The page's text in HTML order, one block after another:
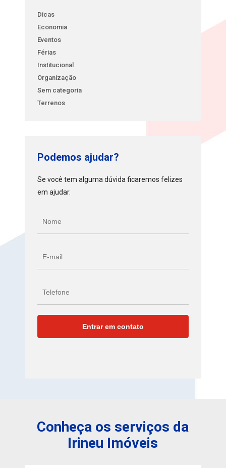
Dicas
Economia
Eventos
Férias
Institucional
Organização
Sem categoria
Terrenos
Podemos ajudar?
Se você tem alguma dúvida ficaremos felizes
em ajudar.
Conheça os serviços da
Irineu Imóveis